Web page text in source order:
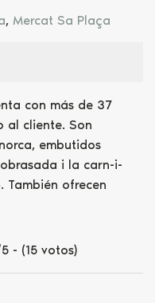
, Mercat Sa Plaça
con más de 37
al cliente. Son
embutidos
i la carn-i-
También ofrecen
- (15 votos)